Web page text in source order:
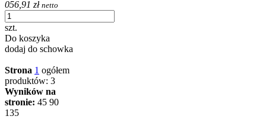
056,91 zł netto
szt.
Do koszyka
dodaj do schowka
Strona 1 ogółem
produktów: 3
Wyników na
stronie: 45 90
135